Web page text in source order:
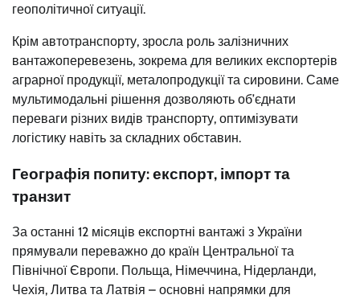
геополітичної ситуації.
Крім автотранспорту, зросла роль залізничних
вантажоперевезень, зокрема для великих експортерів
аграрної продукції, металопродукції та сировини. Саме
мультимодальні рішення дозволяють об’єднати
переваги різних видів транспорту, оптимізувати
логістику навіть за складних обставин.
Географія попиту: експорт, імпорт та
транзит
За останні 12 місяців експортні вантажі з України
прямували переважно до країн Центральної та
Північної Європи. Польща, Німеччина, Нідерланди,
Чехія, Литва та Латвія – основні напрямки для